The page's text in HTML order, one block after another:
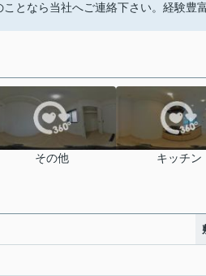
となら当社へご連絡下さい。経験豊
その他 キッチン